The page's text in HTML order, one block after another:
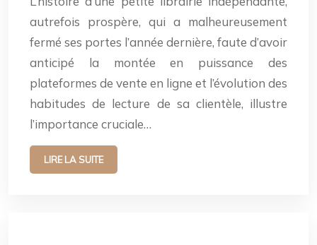
autrefois prospère, qui a malheureusement
fermé ses portes l’année dernière, faute d’avoir
anticipé la montée en puissance des
plateformes de vente en ligne et l’évolution des
habitudes de lecture de sa clientèle, illustre
l’importance cruciale…
LIRE LA SUITE